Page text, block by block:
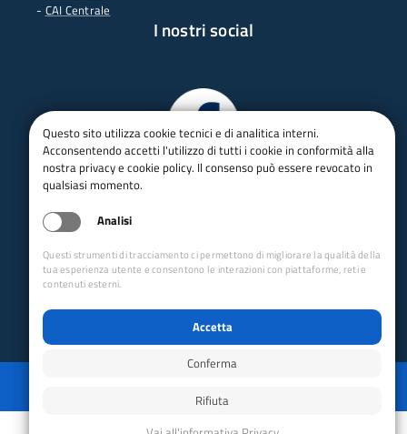
- CAI Centrale
I nostri social
Powered by GRUPPO YEC
Questo sito utilizza cookie tecnici e di analitica interni.
Acconsentendo accetti l'utilizzo di tutti i cookie in conformità alla
nostra privacy e cookie policy. Il consenso può essere revocato in
qualsiasi momento.
Analisi
Questi strumenti di tracciamento ci permettono di migliorare la qualità della
tua esperienza utente e consentono le interazioni con piattaforme, reti e
contenuti esterni.
Accetta
Conferma
Rifiuta